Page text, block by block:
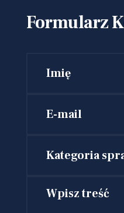
Formularz
Kategoria